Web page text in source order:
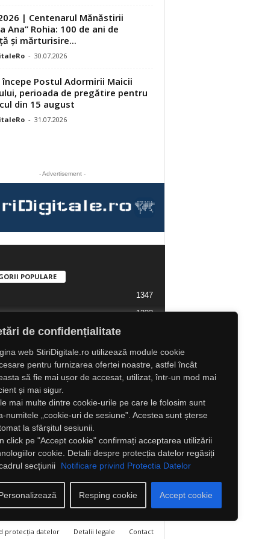
de confidențialitate
web StiriDigitale.ro utilizează module cookie
pentru furnizarea ofertei noastre, astfel încât
să fie mai ușor de accesat, utilizat, într-un mod mai
și mai sigur.
mai multe dintre cookie-urile pe care le folosim sunt
numitele „cookie-uri de sesiune”. Acestea sunt șterse
la sfârșitul sesiunii.
click pe "Accept cookie" confirmați acceptarea utilizării
cookie. Detalii despre protecția datelor regăsiți
secțiunii
Notificare privind Protectia Datelor
Resping cookie Accept cookie
| Centenarul Mănăstirii
Ana” Rohia: 100 de ani de
și mărturisire...
- 30.07.2026
Postul Adormirii Maicii
perioada de pregătire pentru
din 15 august
- 31.07.2026
- Advertisement -
POPULARE
1347
1323
1216
825
525
protecția datelor Detalii legale Contact